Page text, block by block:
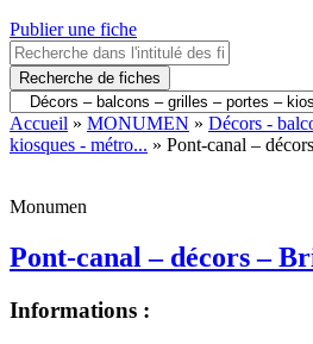
Publier une fiche
Recherche de fiches
Accueil » MONUMEN » Décors -
kiosques - métro... » Pont-canal –
Monumen
Pont-canal – décors –
Informations :